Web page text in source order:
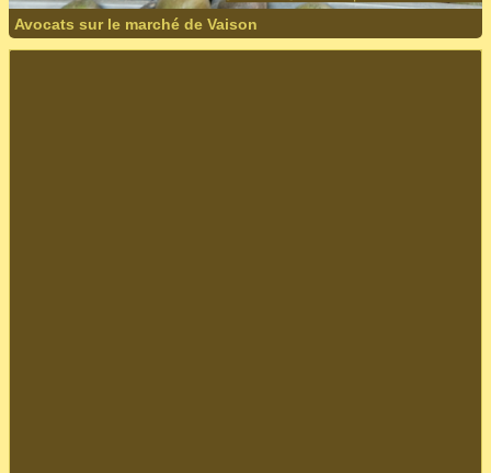
Avocats sur le marché de Vaison